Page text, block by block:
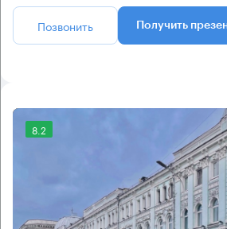
Позвонить Получить
8.2